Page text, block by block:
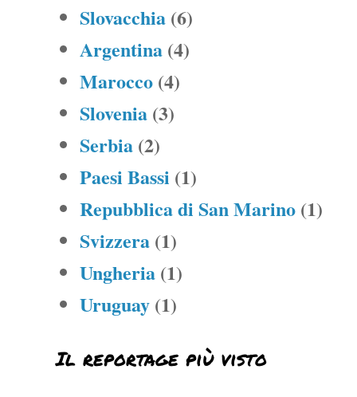
Slovacchia (6)
Argentina (4)
Marocco (4)
Slovenia (3)
Serbia (2)
Paesi Bassi (1)
Repubblica di San Marino (1)
Svizzera (1)
Ungheria (1)
Uruguay (1)
Il reportage più visto